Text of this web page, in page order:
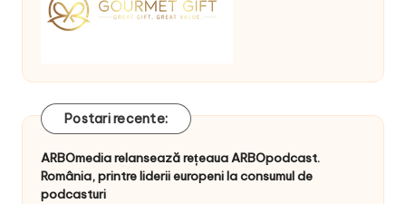
Postari recente:
ARBOmedia relansează rețeaua ARBOpodcast.
România, printre liderii europeni la consumul de
podcasturi